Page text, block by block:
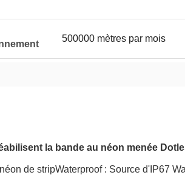
500000 mètres par mois
la bande au néon menée
de stripWaterproof : Source d'IP67